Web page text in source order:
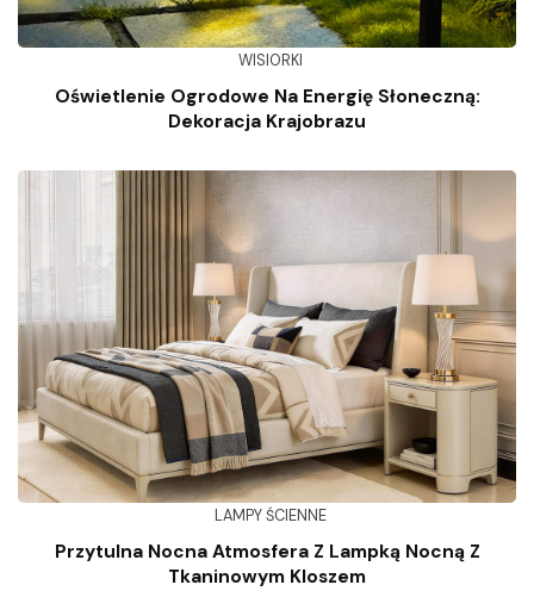
WISIORKI
Oświetlenie Ogrodowe Na Energię Słoneczną:
Dekoracja Krajobrazu
LAMPY ŚCIENNE
Przytulna Nocna Atmosfera Z Lampką Nocną Z
Tkaninowym Kloszem